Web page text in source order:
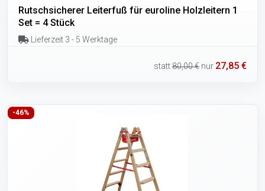
Rutschsicherer Leiterfuß für euroline Holzleitern 1
Set = 4 Stück
Lieferzeit 3 - 5 Werktage
statt80,00 € nur 27,85 €
-46%